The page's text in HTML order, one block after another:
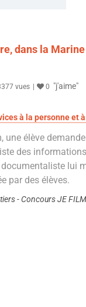
dans la
vues 0 "j'aime"
à la personne et
une élève
des
lui
par des élèves.
- Concours JE